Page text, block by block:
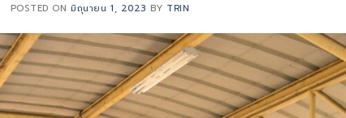
POSTED ONมิถุนายน 1, 2023 BY TRIN